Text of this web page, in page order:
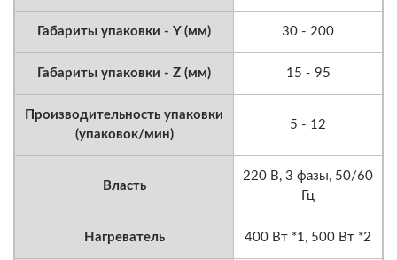
Габариты упаковки - Y (мм) 30 - 200
Габариты упаковки - Z (мм) 15 - 95
Производительность упаковки
(упаковок/мин)
5 - 12
Власть
220 В, 3 фазы, 50/60
Гц
Нагреватель 400 Вт *1, 500 Вт *2